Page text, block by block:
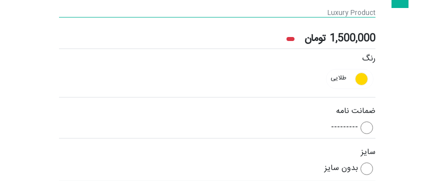
Luxury Product
1,500,000 تومان
رنگ
طلایی
ضمانت نامه
---------
سایز
بدون سایز